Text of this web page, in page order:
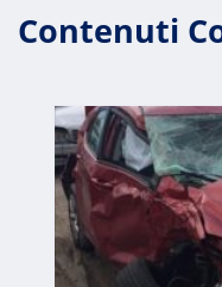
Contenuti